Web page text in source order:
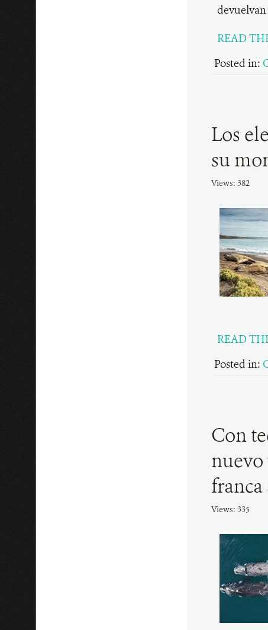
devuelvan
READ
Posted in:
Los
su
Views: 382
READ
Posted in:
Con
Views: 335